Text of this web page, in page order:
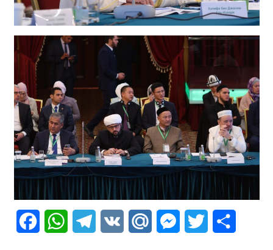
FacebookWhatsAppTelegram
VK Mail.Ru Messenger
Twitter